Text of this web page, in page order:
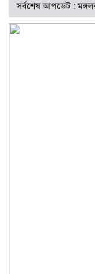
সর্বশেষ আপডেট :